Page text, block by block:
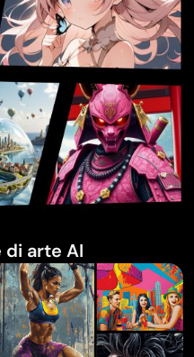
di arte AI